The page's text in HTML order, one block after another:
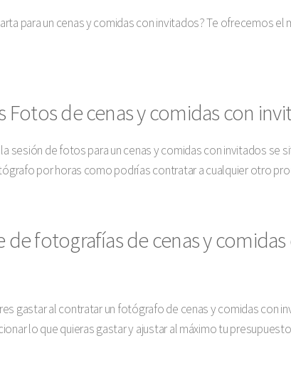
para un cenas y comidas con invitados? Te ofrecemos
Fotos de cenas y comidas con
sesión de fotos para un cenas y comidas con invitados se
por horas como podrías contratar a cualquier otro
fotografías de cenas y
gastar al contratar un fotógrafo de cenas y comidas con
lo que quieras gastar y ajustar al máximo tu